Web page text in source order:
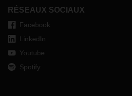
RÉSEAUX SOCIAUX
Facebook
LinkedIn
Youtube
Spotify